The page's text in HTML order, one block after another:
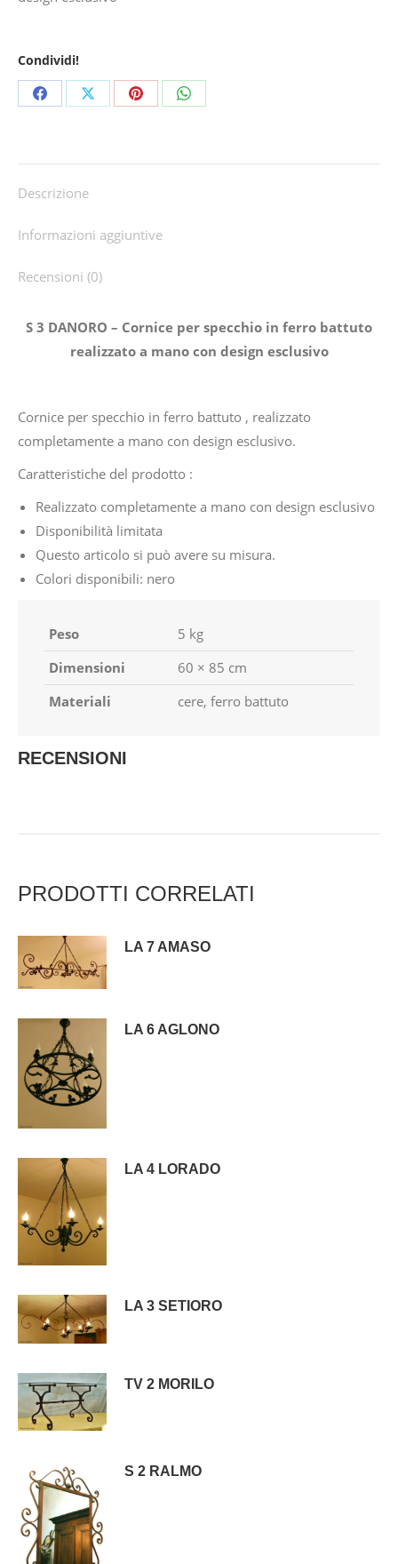
Condividi!
Share
Facebook
Share
X
Share
Pinterest
Share
WhatsApp
Descrizione
Informazioni aggiuntive
Recensioni (0)
S 3 DANORO – Cornice per specchio in ferro battuto
realizzato a mano con design esclusivo
Cornice per specchio in ferro battuto , realizzato
completamente a mano con design esclusivo.
Caratteristiche del prodotto :
Realizzato completamente a mano con design esclusivo
Disponibilità limitata
Questo articolo si può avere su misura.
Colori disponibili: nero
Peso
5 kg
Dimensioni
60 × 85 cm
Materiali
cere, ferro battuto
RECENSIONI
PRODOTTI CORRELATI
LA 7 AMASO
LA 6 AGLONO
LA 4 LORADO
LA 3 SETIORO
TV 2 MORILO
S 2 RALMO